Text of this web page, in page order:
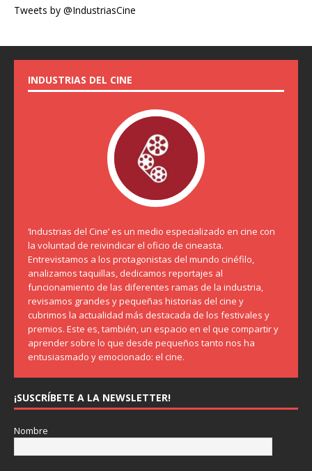
Tweets by @IndustriasCine
INDUSTRIAS DEL CINE
‘Industrias del Cine’ es un medio especializado en cine con
la voluntad de reivindicar el oficio de cineasta.
Entrevistamos a los protagonistas del mundo cinéfilo,
analizamos taquillas, dedicamos reportajes al
funcionamiento de las diferentes ramas de la industria,
revisamos grandes y pequeñas historias del cine y
cubrimos la actualidad más destacada de los festivales y
premios. Este es, también, un espacio en el que compartir y
aprender sobre lo que desde pequeños tanto nos ha
entusiasmado y emocionado: el cine.
¡SUSCRÍBETE A LA NEWSLETTER!
Nombre